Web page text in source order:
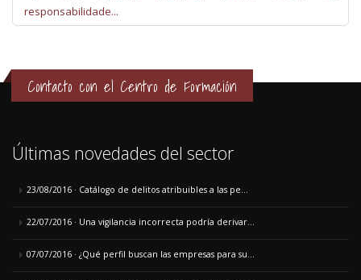
responsabilidade...
Contacto con el Centro de Formación
Últimas novedades del sector
23/08/2016 · Catálogo de delitos atribuibles a las pe...
22/07/2016 · Una vigilancia incorrecta podría derivar...
07/07/2016 · ¿Qué perfil buscan las empresas para su...